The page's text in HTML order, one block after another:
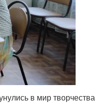
в мир творчества